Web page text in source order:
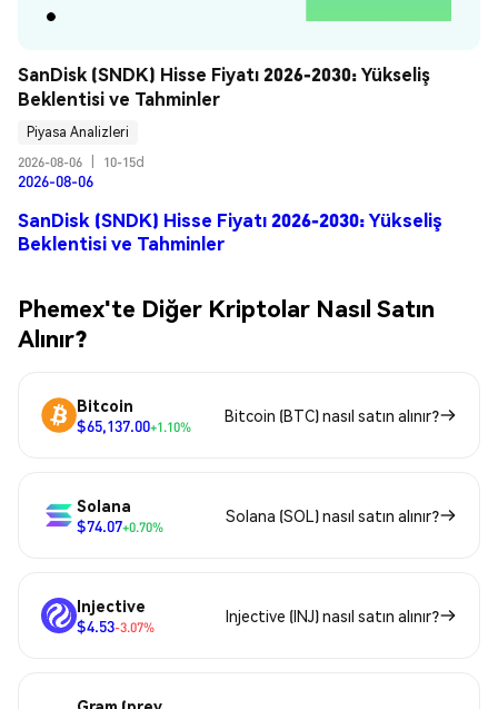
SanDisk (SNDK) Hisse Fiyatı 2026-2030: Yükseliş
Beklentisi ve Tahminler
Piyasa Analizleri
2026-08-06
10-15d
2026-08-06
SanDisk (SNDK) Hisse Fiyatı 2026-2030: Yükseliş
Beklentisi ve Tahminler
Phemex'te Diğer Kriptolar Nasıl Satın
Alınır?
Bitcoin
$65,137.00+1.10%
Bitcoin (BTC) nasıl satın alınır?
Solana
$74.07+0.70%
Solana (SOL) nasıl satın alınır?
Injective
$4.53-3.07%
Injective (INJ) nasıl satın alınır?